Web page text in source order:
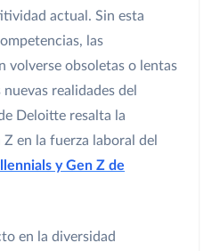
actual. Sin esta
las
volverse obsoletas o lentas
realidades del
Deloitte resalta la
en la fuerza laboral del
y Gen Z de
en la diversidad